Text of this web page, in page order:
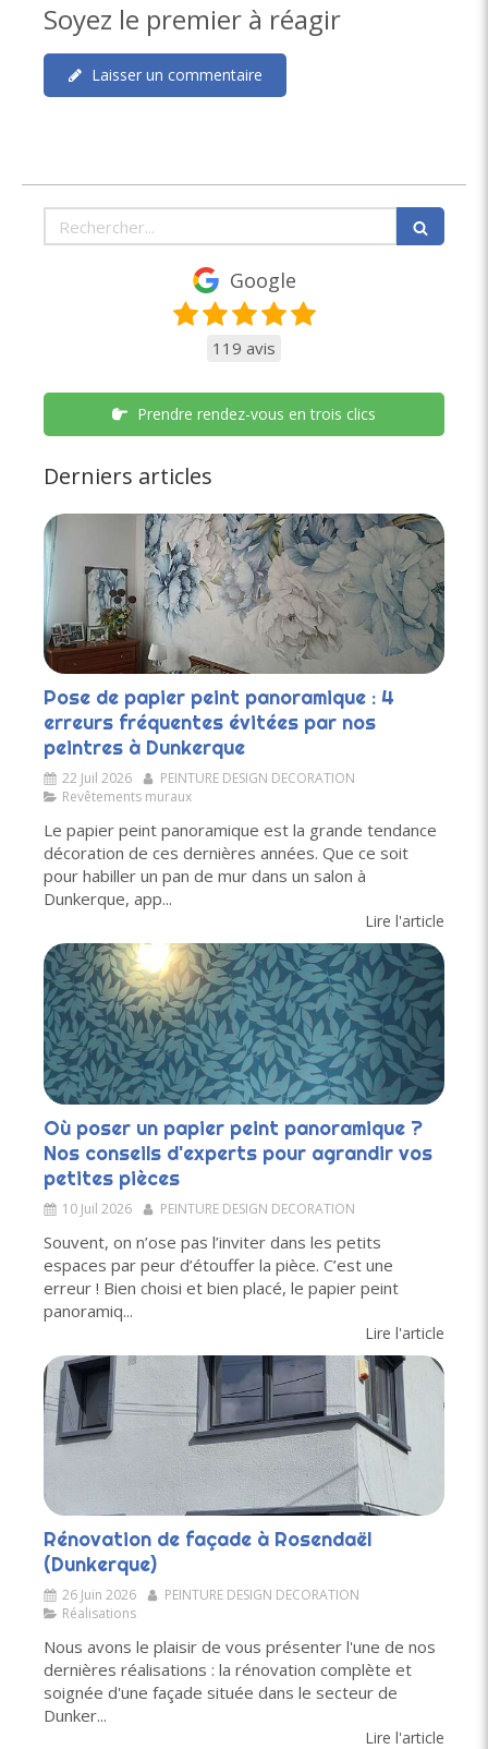
Soyez le premier à réagir
Laisser un commentaire
Rechercher
Google
119 avis
Prendre rendez-vous en trois clics
Derniers articles
Pose de papier peint panoramique : 4
erreurs fréquentes évitées par nos
peintres à Dunkerque
22 Juil 2026
PEINTURE DESIGN DECORATION
Revêtements muraux
Le papier peint panoramique est la grande tendance
décoration de ces dernières années. Que ce soit
pour habiller un pan de mur dans un salon à
Dunkerque, app...
Lire l'article
Où poser un papier peint panoramique ?
Nos conseils d'experts pour agrandir vos
petites pièces
10 Juil 2026 PEINTURE DESIGN DECORATION
Souvent, on n’ose pas l’inviter dans les petits
espaces par peur d’étouffer la pièce. C’est une
erreur ! Bien choisi et bien placé, le papier peint
panoramiq...
Lire l'article
Rénovation de façade à Rosendaël
(Dunkerque)
26 Juin 2026
PEINTURE DESIGN DECORATION
Réalisations
Nous avons le plaisir de vous présenter l'une de nos
dernières réalisations : la rénovation complète et
soignée d'une façade située dans le secteur de
Dunker...
Lire l'article